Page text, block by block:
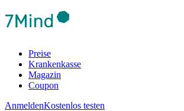
Preise
Krankenkasse
Magazin
Coupon
AnmeldenKostenlos testen